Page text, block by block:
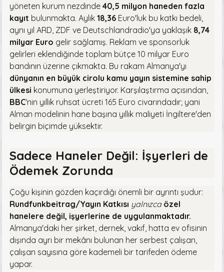
yöneten kurum nezdinde40,5 milyon haneden fazla
kayıt bulunmakta. Aylık18,36 Euro'luk bu katkı bedeli,
aynı yıl ARD, ZDF ve Deutschlandradio'ya yaklaşık 8,74
milyar Euro gelir sağlamış. Reklam ve sponsorluk
gelirleri eklendiğinde toplam bütçe 10 milyar Euro
bandının üzerine çıkmakta. Bu rakam Almanya'yı
dünyanın en büyük cirolu kamu yayın sistemine sahip
ülkesi konumuna yerleştiriyor. Karşılaştırma açısından,
BBC'nin yıllık ruhsat ücreti 165 Euro civarındadır; yani
Alman modelinin hane başına yıllık maliyeti İngiltere'den
belirgin biçimde yüksektir.
Sadece Haneler Değil: İşyerleri de
Ödemek Zorunda
Çoğu kişinin gözden kaçırdığı önemli bir ayrıntı şudur:
Rundfunkbeitrag/Yayın Katkısı yalnızca özel
hanelere değil, işyerlerine de uygulanmaktadır.
Almanya'daki her şirket, dernek, vakıf, hatta ev ofisinin
dışında ayrı bir mekânı bulunan her serbest çalışan,
çalışan sayısına göre kademeli bir tarifeden ödeme
yapar.